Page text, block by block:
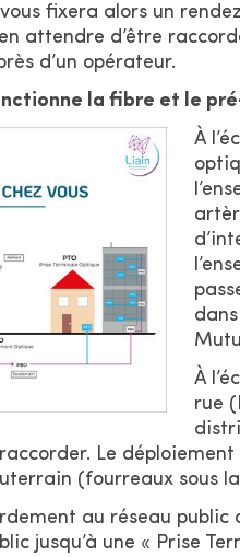
fixera alors un
attendre d’être
d’un opérateur.
la fibre et le
À
À
rue
Le
(fourreaux sous
au réseau
jusqu’à une « Prise